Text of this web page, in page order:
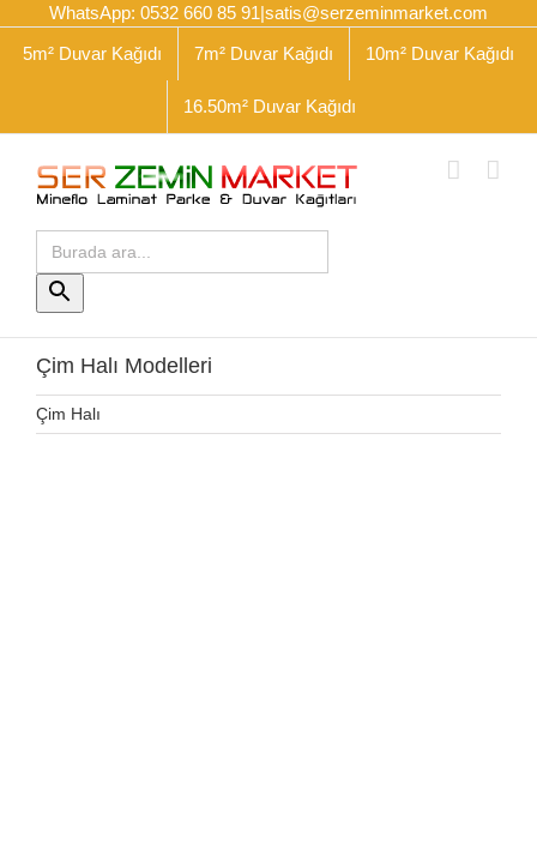
content
WhatsApp: 0532 660 85 91|satis@serzeminmarket.com
5m² Duvar Kağıdı
7m² Duvar Kağıdı 10m² Duvar Kağıdı
16.50m² Duvar Kağıdı
Arama
yap:
Arama
Butonu
Çim Halı Modelleri
Çim Halı